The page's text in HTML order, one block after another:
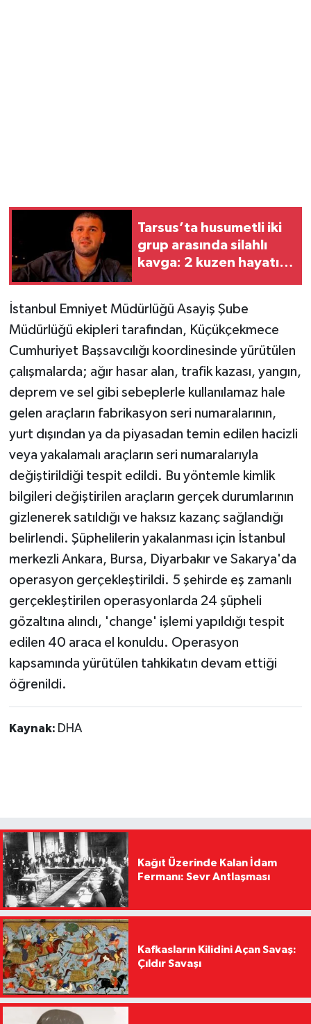
Tarsus’ta husumetli iki
grup arasında silahlı
kavga: 2 kuzen hayatını
İstanbul Emniyet Müdürlüğü Asayiş Şube
Müdürlüğü ekipleri tarafından, Küçükçekmece
Cumhuriyet Başsavcılığı koordinesinde yürütülen
çalışmalarda; ağır hasar alan, trafik kazası, yangın,
deprem ve sel gibi sebeplerle kullanılamaz hale
gelen araçların fabrikasyon seri numaralarının,
yurt dışından ya da piyasadan temin edilen hacizli
veya yakalamalı araçların seri numaralarıyla
değiştirildiği tespit edildi. Bu yöntemle kimlik
bilgileri değiştirilen araçların gerçek durumlarının
gizlenerek satıldığı ve haksız kazanç sağlandığı
belirlendi. Şüphelilerin yakalanması için İstanbul
merkezli Ankara, Bursa, Diyarbakır ve Sakarya'da
operasyon gerçekleştirildi. 5 şehirde eş zamanlı
gerçekleştirilen operasyonlarda 24 şüpheli
gözaltına alındı, 'change' işlemi yapıldığı tespit
edilen 40 araca el konuldu. Operasyon
kapsamında yürütülen tahkikatın devam ettiği
öğrenildi.
Kaynak: DHA
Kağıt Üzerinde Kalan İdam
Fermanı: Sevr Antlaşması
Kafkasların Kilidini Açan Savaş:
Çıldır Savaşı